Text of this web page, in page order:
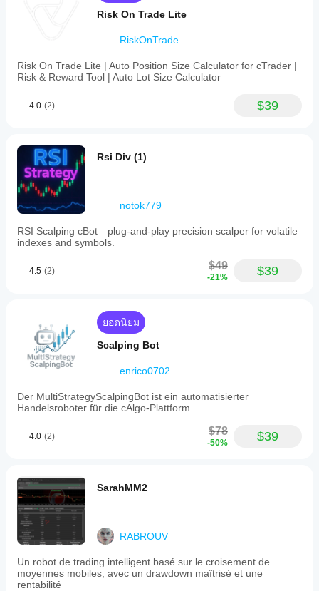
Risk On Trade Lite
RiskOnTrade
Risk On Trade Lite | Auto Position Size Calculator for cTrader |
Risk & Reward Tool | Auto Lot Size Calculator
4.0 (2) $39
Rsi Div (1)
notok779
RSI Scalping cBot—plug‑and‑play precision scalper for volatile
indexes and symbols.
4.5 (2) $49
-21% $39
ยอดนิยม
Scalping Bot
enrico0702
Der MultiStrategyScalpingBot ist ein automatisierter
Handelsroboter für die cAlgo-Plattform.
4.0 (2) $78
-50% $39
SarahMM2
RABROUV
Un robot de trading intelligent basé sur le croisement de
moyennes mobiles, avec un drawdown maîtrisé et une
rentabilité